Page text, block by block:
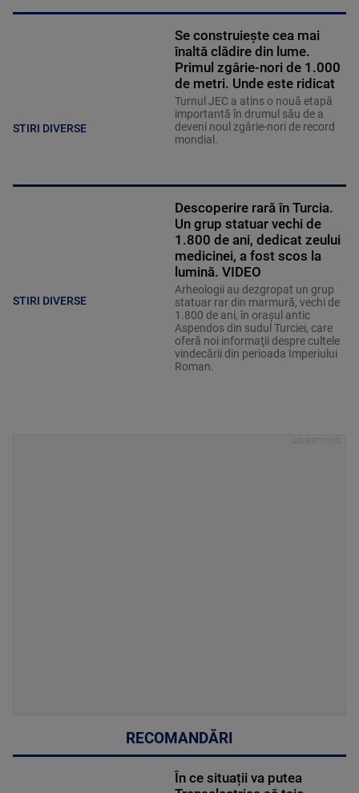
STIRI DIVERSE
Se construiește cea mai
înaltă clădire din lume.
Primul zgârie-nori de 1.000
de metri. Unde este ridicat
Turnul JEC a atins o nouă etapă
importantă în drumul său de a
deveni noul zgârie-nori de record
mondial.
STIRI DIVERSE
Descoperire rară în Turcia.
Un grup statuar vechi de
1.800 de ani, dedicat zeului
medicinei, a fost scos la
lumină. VIDEO
Arheologii au dezgropat un grup
statuar rar din marmură, vechi de
1.800 de ani, în oraşul antic
Aspendos din sudul Turciei, care
oferă noi informaţii despre cultele
vindecării din perioada Imperiului
Roman.
RECOMANDĂRI
În ce situații va putea